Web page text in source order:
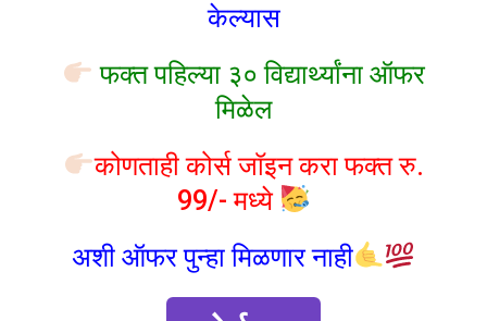
केल्यास
फक्त पहिल्या ३० विद्यार्थ्यांना ऑफर
मिळेल
कोणताही कोर्स जॉइन करा फक्त रु.
99/- मध्ये
अशी ऑफर पुन्हा मिळणार नाही